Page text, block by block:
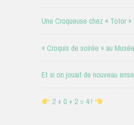
Une Croqueuse chez « Totor »
« Croquis de soirée » au
Et si on jouait de nouveau
2 + 0 + 2 = 4 !